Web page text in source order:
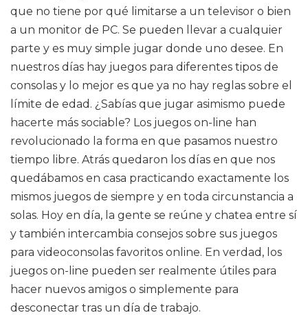
que no tiene por qué limitarse a un televisor o bien
a un monitor de PC. Se pueden llevar a cualquier
parte y es muy simple jugar donde uno desee. En
nuestros días hay juegos para diferentes tipos de
consolas y lo mejor es que ya no hay reglas sobre el
límite de edad. ¿Sabías que jugar asimismo puede
hacerte más sociable? Los juegos on-line han
revolucionado la forma en que pasamos nuestro
tiempo libre. Atrás quedaron los días en que nos
quedábamos en casa practicando exactamente los
mismos juegos de siempre y en toda circunstancia a
solas. Hoy en día, la gente se reúne y chatea entre sí
y también intercambia consejos sobre sus juegos
para videoconsolas favoritos online. En verdad, los
juegos on-line pueden ser realmente útiles para
hacer nuevos amigos o simplemente para
desconectar tras un día de trabajo.